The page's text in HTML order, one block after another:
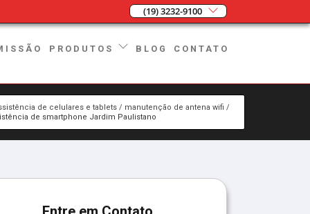
(19) 3232-9100
PRODUTOS BLOG CONTATO
de celulares e tablets
manutenção de antena wifi
de smartphone Jardim Paulistano